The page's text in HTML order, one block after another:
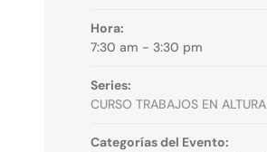
Hora:
7:30 am - 3:30 pm
Series:
CURSO TRABAJOS EN ALTURA
Categorías del Evento: